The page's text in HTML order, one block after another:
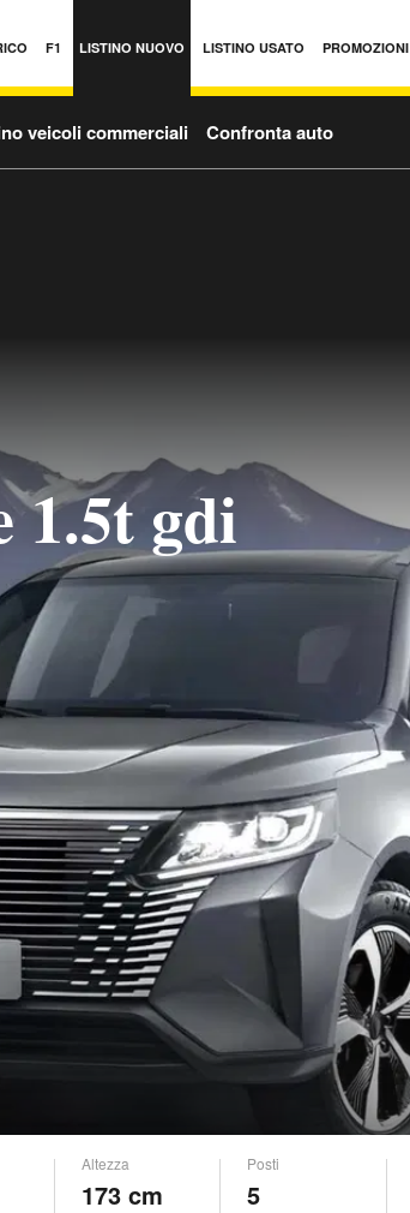
F1 LISTINO NUOVO LISTINO USATO PROMOZIONI
veicoli commerciali Confronta auto
1.5t gdi
Altezza
173 cm
Posti
5